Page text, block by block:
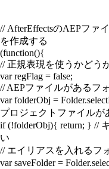
// AfterEffectsのAEPファ
を作成する
(function(){
// 正規表現を使うかどう
var regFlag = false;
// AEPファイルがあるフ
var folderObj =
プロジェクトファイル
if (!folderObj){ return; } //
い
// エイリアスを入れるフ
var saveFolder =